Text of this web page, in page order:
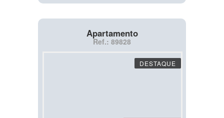
Apartamento
Ref.: 89828
DESTAQUE